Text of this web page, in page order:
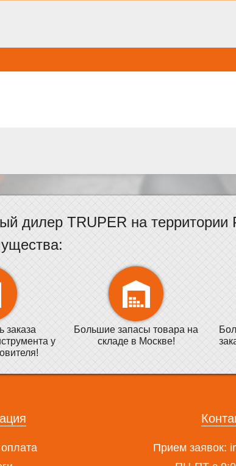
дилер TRUPER на территории
заказа
у
Большие запасы товара на
складе в Москве!
Прием заявок: